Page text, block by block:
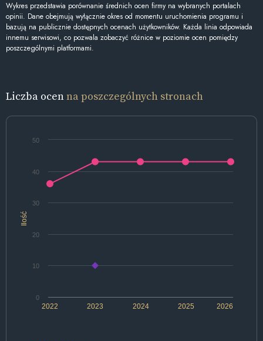
Wykres przedstawia porównanie średnich ocen firmy na wybranych portalach
opinii. Dane obejmują wyłącznie okres od momentu uruchomienia programu i
bazują na publicznie dostępnych ocenach użytkowników. Każda linia odpowiada
innemu serwisowi, co pozwala zobaczyć różnice w poziomie ocen pomiędzy
poszczególnymi platformami.
Liczba ocenna poszczególnych stronach
Ilość
2022 2024 2026
2023 2025
0
10
20
30
40
50